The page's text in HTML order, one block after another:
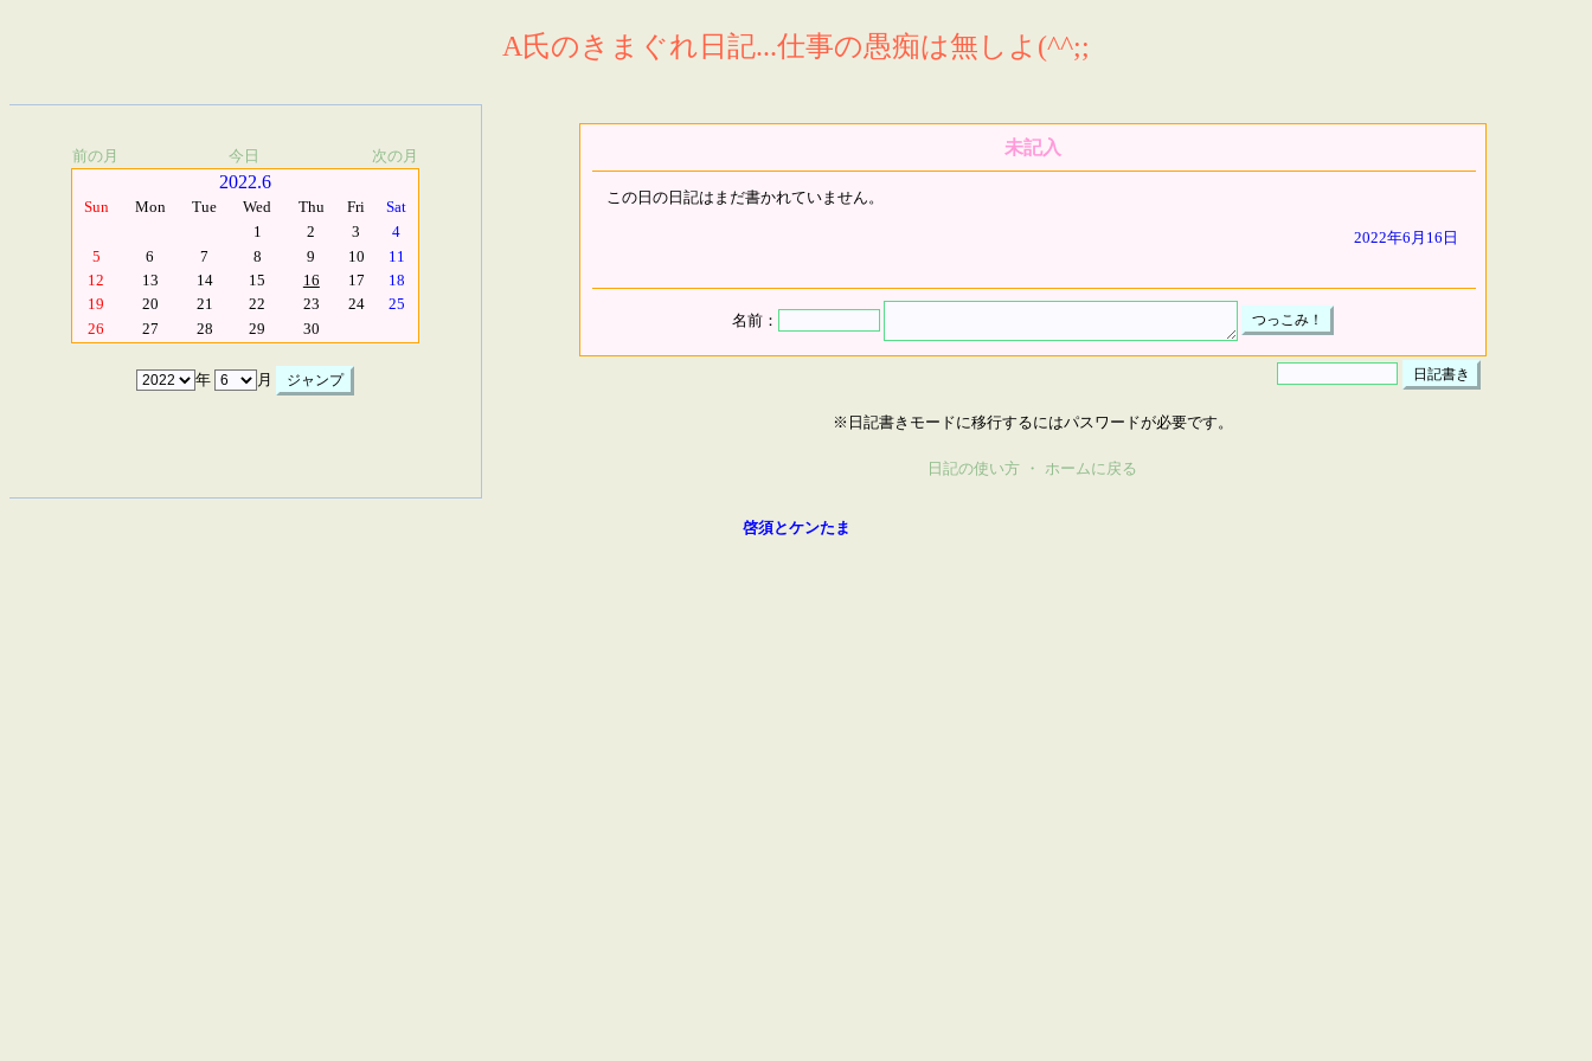
A氏のきまぐれ日記...仕事の愚痴は無しよ(^^;;
前の月 今日 次の月
2022.6
Sun Mon Tue Wed Thu Fri
Sat
1
2 3
4
5
6 7 8 9 10
11
12
13 14 15 16 17
18
19
20 21 22 23 24
25
26
27 28 29 30
年 月
未記入
この日の日記はまだ書かれていません。
2022年6月16日
名前：
※日記書きモードに移行するにはパスワードが必要です。
日記の使い方 ・ ホームに戻る
啓須とケンたま